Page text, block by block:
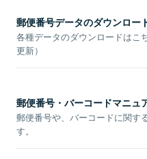
郵便番号データのダウンロー
各種データのダウンロードはこ
更新）
郵便番号・バーコードマニュ
郵便番号や、バーコードに関す
す。